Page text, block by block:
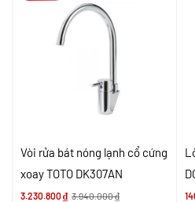
Vòi rửa bát nóng lạnh cổ cứng
xoay TOTO DK307AN
3.230.800₫ 3.940.000₫